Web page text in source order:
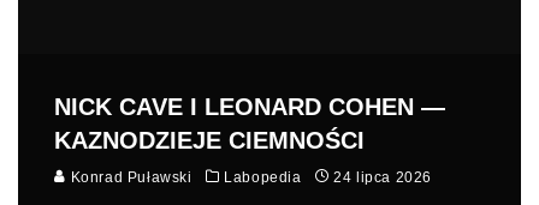
NICK CAVE I LEONARD COHEN —
KAZNODZIEJE CIEMNOŚCI
Konrad Puławski Labopedia 24 lipca 2026